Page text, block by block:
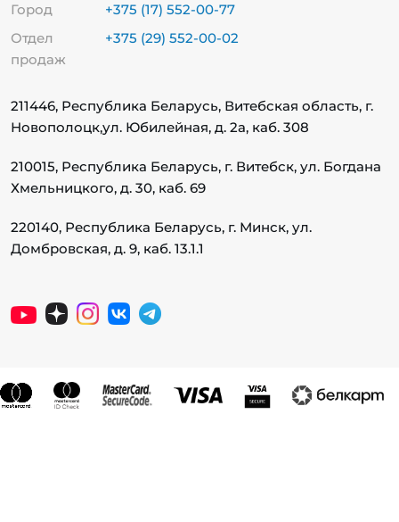
Город
+375 (17) 552-00-77
Отдел
продаж
+375 (29) 552-00-02
211446, Республика Беларусь, Витебская область, г.
Новополоцк,ул. Юбилейная, д. 2а, каб. 308
210015, Республика Беларусь, г. Витебск, ул. Богдана
Хмельницкого, д. 30, каб. 69
220140, Республика Беларусь, г. Минск, ул.
Домбровская, д. 9, каб. 13.1.1